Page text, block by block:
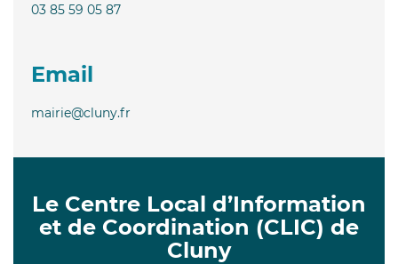
03 85 59 05 87
Email
mairie@cluny.fr
Le Centre Local d’Information
et de Coordination (CLIC) de
Cluny